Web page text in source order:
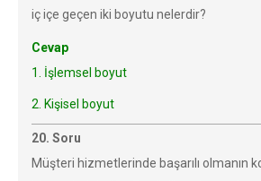
iç içe geçen iki boyutu nelerdir?
Cevap
1. İşlemsel boyut
2. Kişisel boyut
20. Soru
Müşteri hizmetlerinde başarılı olmanın